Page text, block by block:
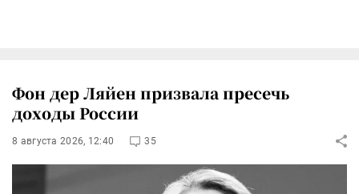
Фон дер Ляйен призвала пресечь
доходы России
8 августа 2026, 12:40 35